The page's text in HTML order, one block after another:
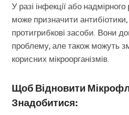
У разі інфекції або
може призначити антибіотики,
протигрибкові засоби. Вони
проблему, але також можуть
корисних мікроорганізмів.
Щоб Відновити
Знадобитися: